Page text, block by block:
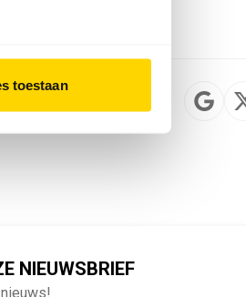
toestaan
NIEUWSBRIEF